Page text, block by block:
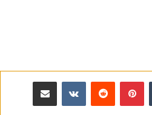
بينتيريست مشاركة عبر البريد